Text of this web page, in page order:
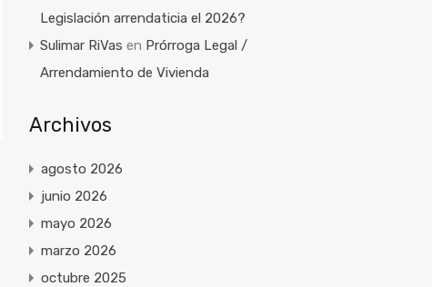
Legislación arrendaticia el 2026?
Sulimar RiVas en Prórroga Legal /
Arrendamiento de Vivienda
Archivos
agosto 2026
junio 2026
mayo 2026
marzo 2026
octubre 2025